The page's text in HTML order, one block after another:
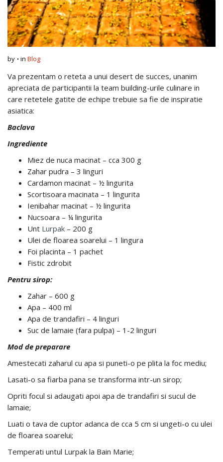
by in Blog
Va prezentam o reteta a unui desert de succes, unanim
apreciata de participantii la team building-urile culinare in
care retetele gatite de echipe trebuie sa fie de inspiratie
asiatica:
Baclava
Ingrediente
Miez de nuca macinat – cca 300 g
Zahar pudra – 3 linguri
Cardamon macinat – ½ lingurita
Scortisoara macinata – 1 lingurita
Ienibahar macinat – ½ lingurita
Nucsoara – ¼ lingurita
Unt Lurpak – 200 g
Ulei de floarea soarelui – 1 lingura
Foi placinta – 1 pachet
Fistic zdrobit
Pentru sirop:
Zahar – 600 g
Apa – 400 ml
Apa de trandafiri – 4 linguri
Suc de lamaie (fara pulpa) – 1-2 linguri
Mod de preparare
Amestecati zaharul cu apa si puneti-o pe plita la foc mediu;
Lasati-o sa fiarba pana se transforma intr-un sirop;
Opriti focul si adaugati apoi apa de trandafiri si sucul de
lamaie;
Luati o tava de cuptor adanca de cca 5 cm si ungeti-o cu ulei
de floarea soarelui;
Temperati untul Lurpak la Bain Marie;